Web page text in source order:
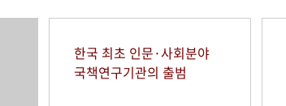
한국 최초 인문·사회분야
국책연구기관의 출범